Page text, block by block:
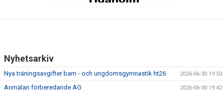
EVENEMANG
FÖRENINGSKLÄDER
Nyhetsarkiv
Nya träningsavgifter barn - och ungdomsgymnastik ht26 2026-06-30 19:50
Anmälan förberedande AG 2026-06-30 19:42